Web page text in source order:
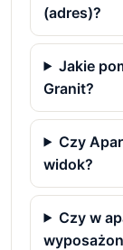
(adres)?
Jakie
Granit?
Czy
widok?
Czy w